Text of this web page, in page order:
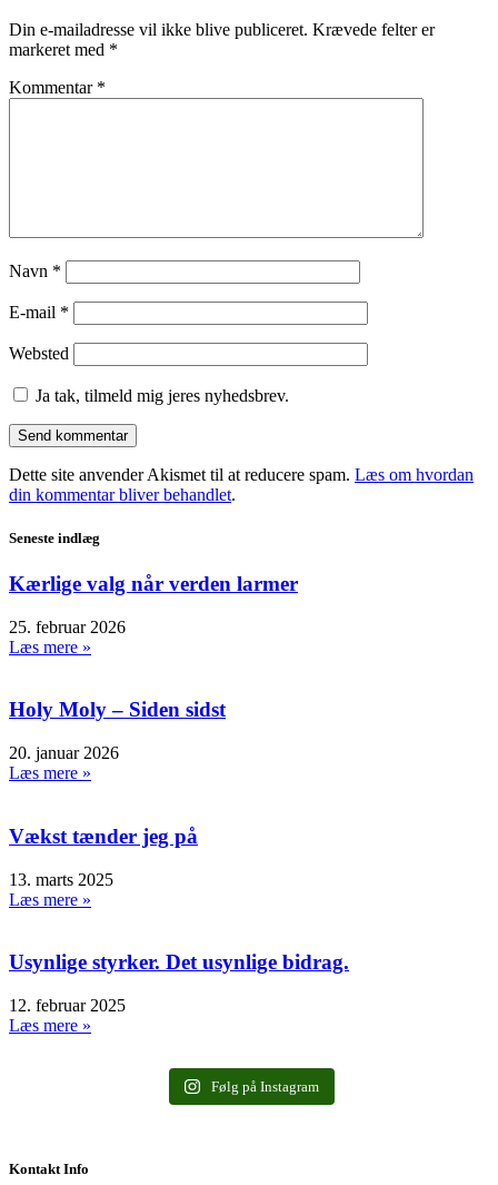
Din e-mailadresse vil ikke blive publiceret. Krævede felter er
markeret med *
Kommentar *
Navn *
E-mail *
Websted
Ja tak, tilmeld mig jeres nyhedsbrev.
Dette site anvender Akismet til at reducere spam. Læs om hvordan
din kommentar bliver behandlet.
Seneste indlæg
Kærlige valg når verden larmer
25. februar 2026
Læs mere »
Holy Moly – Siden sidst
20. januar 2026
Læs mere »
Vækst tænder jeg på
13. marts 2025
Læs mere »
Usynlige styrker. Det usynlige bidrag.
12. februar 2025
Læs mere »
Følg på Instagram
Kontakt Info